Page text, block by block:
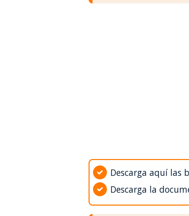
Descarga aquí las
Descarga la